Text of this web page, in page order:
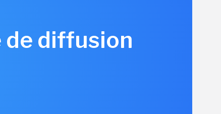
de diffusion